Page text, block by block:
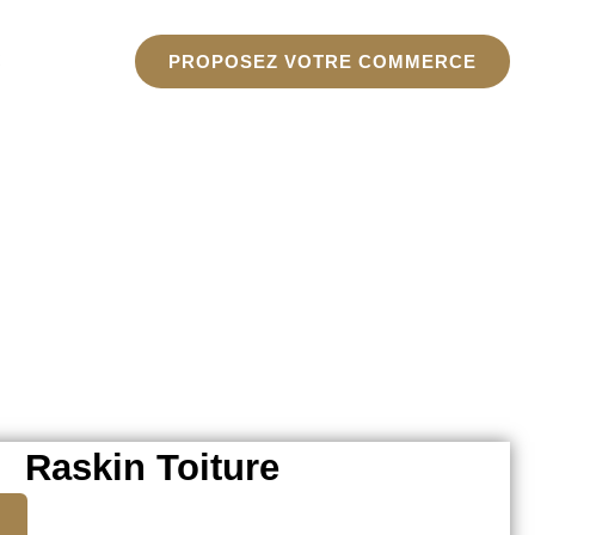
PROPOSEZ VOTRE COMMERCE
Raskin Toiture